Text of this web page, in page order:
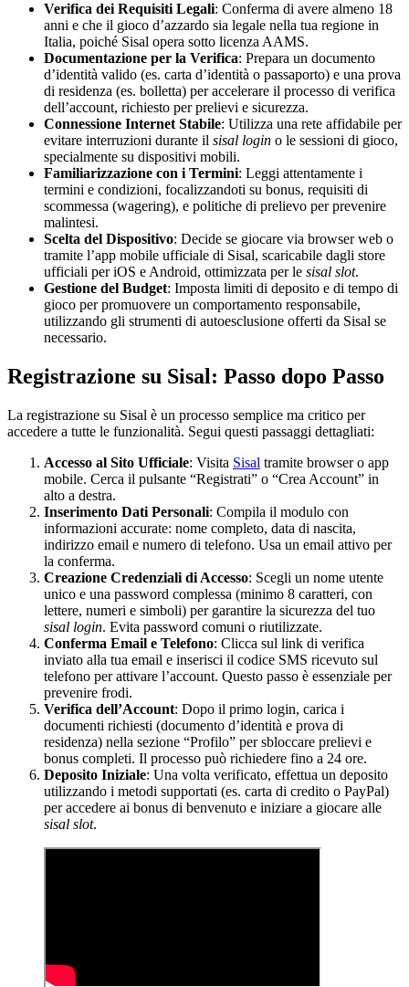
Verifica dei Requisiti Legali: Conferma di avere almeno 18
anni e che il gioco d’azzardo sia legale nella tua regione in
Italia, poiché Sisal opera sotto licenza AAMS.
Documentazione per la Verifica: Prepara un documento
d’identità valido (es. carta d’identità o passaporto) e una prova
di residenza (es. bolletta) per accelerare il processo di verifica
dell’account, richiesto per prelievi e sicurezza.
Connessione Internet Stabile: Utilizza una rete affidabile per
evitare interruzioni durante il sisal login o le sessioni di gioco,
specialmente su dispositivi mobili.
Familiarizzazione con i Termini: Leggi attentamente i
termini e condizioni, focalizzandoti su bonus, requisiti di
scommessa (wagering), e politiche di prelievo per prevenire
malintesi.
Scelta del Dispositivo: Decide se giocare via browser web o
tramite l’app mobile ufficiale di Sisal, scaricabile dagli store
ufficiali per iOS e Android, ottimizzata per le sisal slot.
Gestione del Budget: Imposta limiti di deposito e di tempo di
gioco per promuovere un comportamento responsabile,
utilizzando gli strumenti di autoesclusione offerti da Sisal se
necessario.
Registrazione su Sisal: Passo dopo Passo
La registrazione su Sisal è un processo semplice ma critico per
accedere a tutte le funzionalità. Segui questi passaggi dettagliati:
Accesso al Sito Ufficiale: Visita Sisal tramite browser o app
mobile. Cerca il pulsante “Registrati” o “Crea Account” in
alto a destra.
Inserimento Dati Personali: Compila il modulo con
informazioni accurate: nome completo, data di nascita,
indirizzo email e numero di telefono. Usa un email attivo per
la conferma.
Creazione Credenziali di Accesso: Scegli un nome utente
unico e una password complessa (minimo 8 caratteri, con
lettere, numeri e simboli) per garantire la sicurezza del tuo
sisal login. Evita password comuni o riutilizzate.
Conferma Email e Telefono: Clicca sul link di verifica
inviato alla tua email e inserisci il codice SMS ricevuto sul
telefono per attivare l’account. Questo passo è essenziale per
prevenire frodi.
Verifica dell’Account: Dopo il primo login, carica i
documenti richiesti (documento d’identità e prova di
residenza) nella sezione “Profilo” per sbloccare prelievi e
bonus completi. Il processo può richiedere fino a 24 ore.
Deposito Iniziale: Una volta verificato, effettua un deposito
utilizzando i metodi supportati (es. carta di credito o PayPal)
per accedere ai bonus di benvenuto e iniziare a giocare alle
sisal slot.